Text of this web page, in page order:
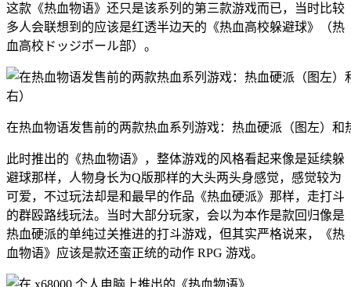
这款《热血物语》还只是该系列的第三款游戏而已，当时比较
多人会联想到的应该是红透半边天的《热血高校躲避球》（热
血高校ドッジボール部）。
在热血物语发售前的两款热血系列游戏：热血硬派（图左）和
此时推出的《热血物语》，整体游戏的风格看起来像是延续躲
避球那样，人物身长为Q版那样的大头两头身感觉，感觉较为
可爱，不过玩法却是和最早的作品《热血硬派》那样，走打斗
的群殴路线玩法。当时大部分玩家，会以为本作是款回归像是
热血硬派的单纯过关推进的打斗游戏，但其实严格说来，《热
血物语》应该是款还蛮正统的动作 RPG 游戏。